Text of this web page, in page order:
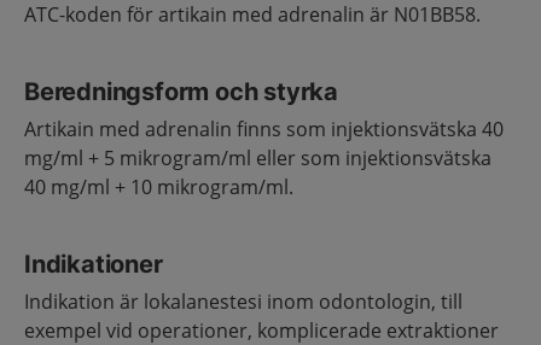
ATC-koden för artikain med adrenalin är N01BB58.
Beredningsform och styrka
Artikain med adrenalin finns som injektionsvätska 40
mg/ml + 5 mikrogram/ml eller som injektionsvätska
40 mg/ml + 10 mikrogram/ml.
Indikationer
Indikation är lokalanestesi inom odontologin, till
exempel vid operationer, komplicerade extraktioner